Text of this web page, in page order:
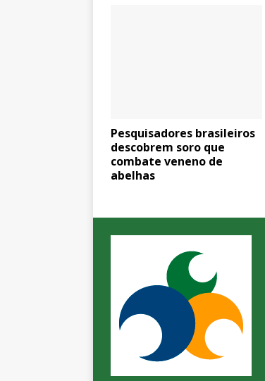
Pesquisadores brasileiros
descobrem soro que
combate veneno de
abelhas